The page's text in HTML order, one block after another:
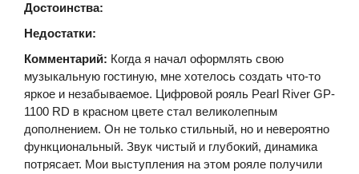
Достоинства:
Недостатки:
Комментарий: Когда я начал оформлять свою
музыкальную гостиную, мне хотелось создать что-то
яркое и незабываемое. Цифровой рояль Pearl River GP-
1100 RD в красном цвете стал великолепным
дополнением. Он не только стильный, но и невероятно
функциональный. Звук чистый и глубокий, динамика
потрясает. Мои выступления на этом рояле получили